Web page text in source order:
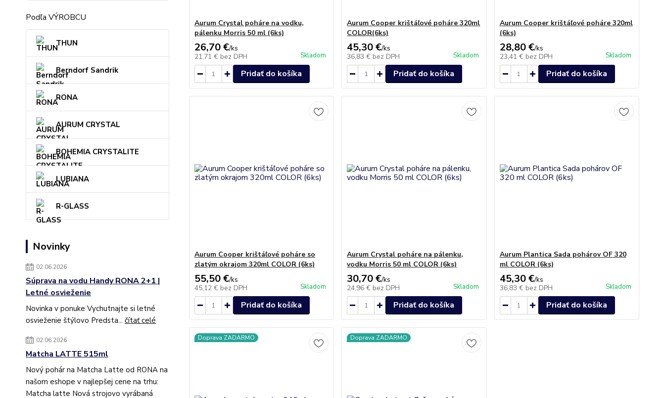
Podľa VÝROBCU
THUN
Berndorf Sandrik
RONA
AURUM CRYSTAL
BOHEMIA CRYSTALITE
LUBIANA
R-GLASS
Novinky
02.06.2026
Súprava na vodu Handy RONA 2+1 |
Letné osvieženie
Novinka v ponuke Vychutnajte si letné
osvieženie štýlovo Predsta... čítať celé
02.06.2026
Matcha LATTE 515ml
Nový pohár na Matcha Latte od RONA na
našom eshope v najlepšej cene na trhu:
Matcha latte Nová strojovo vyrábaná
Aurum Crystal poháre na vodku,
pálenku Morris 50 ml (6ks)
26,70 €/ks
21,71 € bez DPH Skladom
Pridať do košíka
Aurum Cooper krištáľové poháre 320ml
COLOR(6ks)
45,30 €/ks
36,83 € bez DPH Skladom
Pridať do košíka
Aurum Cooper krištáľové poháre 320ml
(6ks)
28,80 €/ks
23,41 € bez DPH Skladom
Pridať do košíka
Aurum Cooper krištáľové poháre so
zlatým okrajom 320ml COLOR (6ks)
55,50 €/ks
45,12 € bez DPH Skladom
Pridať do košíka
Aurum Crystal poháre na pálenku,
vodku Morris 50 ml COLOR (6ks)
30,70 €/ks
24,96 € bez DPH Skladom
Pridať do košíka
Aurum Plantica Sada pohárov OF 320
ml COLOR (6ks)
45,30 €/ks
36,83 € bez DPH Skladom
Pridať do košíka
Doprava ZADARMO Doprava ZADARMO